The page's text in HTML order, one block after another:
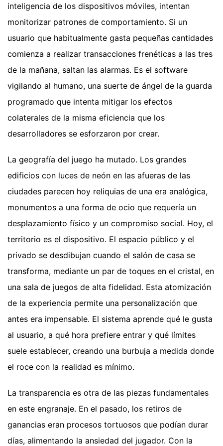
inteligencia de los dispositivos móviles, intentan
monitorizar patrones de comportamiento. Si un
usuario que habitualmente gasta pequeñas cantidades
comienza a realizar transacciones frenéticas a las tres
de la mañana, saltan las alarmas. Es el software
vigilando al humano, una suerte de ángel de la guarda
programado que intenta mitigar los efectos
colaterales de la misma eficiencia que los
desarrolladores se esforzaron por crear.
La geografía del juego ha mutado. Los grandes
edificios con luces de neón en las afueras de las
ciudades parecen hoy reliquias de una era analógica,
monumentos a una forma de ocio que requería un
desplazamiento físico y un compromiso social. Hoy, el
territorio es el dispositivo. El espacio público y el
privado se desdibujan cuando el salón de casa se
transforma, mediante un par de toques en el cristal, en
una sala de juegos de alta fidelidad. Esta atomización
de la experiencia permite una personalización que
antes era impensable. El sistema aprende qué le gusta
al usuario, a qué hora prefiere entrar y qué límites
suele establecer, creando una burbuja a medida donde
el roce con la realidad es mínimo.
La transparencia es otra de las piezas fundamentales
en este engranaje. En el pasado, los retiros de
ganancias eran procesos tortuosos que podían durar
días, alimentando la ansiedad del jugador. Con la